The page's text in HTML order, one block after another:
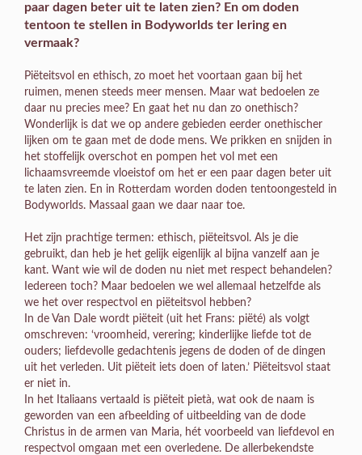
paar dagen beter uit te laten zien? En om doden
tentoon te stellen in Bodyworlds ter lering en
vermaak?
Piëteitsvol en ethisch, zo moet het voortaan gaan bij het
ruimen, menen steeds meer mensen. Maar wat bedoelen ze
daar nu precies mee? En gaat het nu dan zo onethisch?
Wonderlijk is dat we op andere gebieden eerder onethischer
lijken om te gaan met de dode mens. We prikken en snijden in
het stoffelijk overschot en pompen het vol met een
lichaamsvreemde vloeistof om het er een paar dagen beter uit
te laten zien. En in Rotterdam worden doden tentoongesteld in
Bodyworlds. Massaal gaan we daar naar toe.
Het zijn prachtige termen: ethisch, piëteitsvol. Als je die
gebruikt, dan heb je het gelijk eigenlijk al bijna vanzelf aan je
kant. Want wie wil de doden nu niet met respect behandelen?
Iedereen toch? Maar bedoelen we wel allemaal hetzelfde als
we het over respectvol en piëteitsvol hebben?
In de Van Dale wordt piëteit (uit het Frans: piëté) als volgt
omschreven: ‘vroomheid, verering; kinderlijke liefde tot de
ouders; liefdevolle gedachtenis jegens de doden of de dingen
uit het verleden. Uit piëteit iets doen of laten.’ Piëteitsvol staat
er niet in.
In het Italiaans vertaald is piëteit pietà, wat ook de naam is
geworden van een afbeelding of uitbeelding van de dode
Christus in de armen van Maria, hét voorbeeld van liefdevol en
respectvol omgaan met een overledene. De allerbekendste